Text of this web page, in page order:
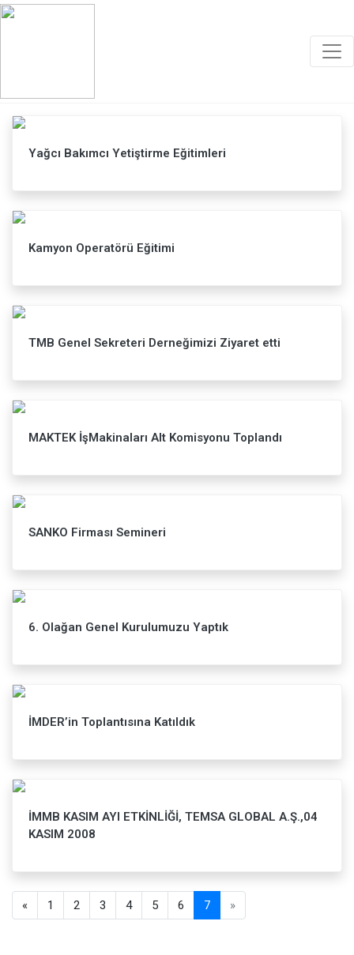
Faaliyetler
Yağcı Bakımcı Yetiştirme Eğitimleri
Kamyon Operatörü Eğitimi
TMB Genel Sekreteri Derneğimizi Ziyaret etti
MAKTEK İşMakinaları Alt Komisyonu Toplandı
SANKO Firması Semineri
6. Olağan Genel Kurulumuzu Yaptık
İMDER’in Toplantısına Katıldık
İMMB KASIM AYI ETKİNLİĞİ, TEMSA GLOBAL A.Ş.,04
KASIM 2008
« 1 2 3 4 5 6 7 »